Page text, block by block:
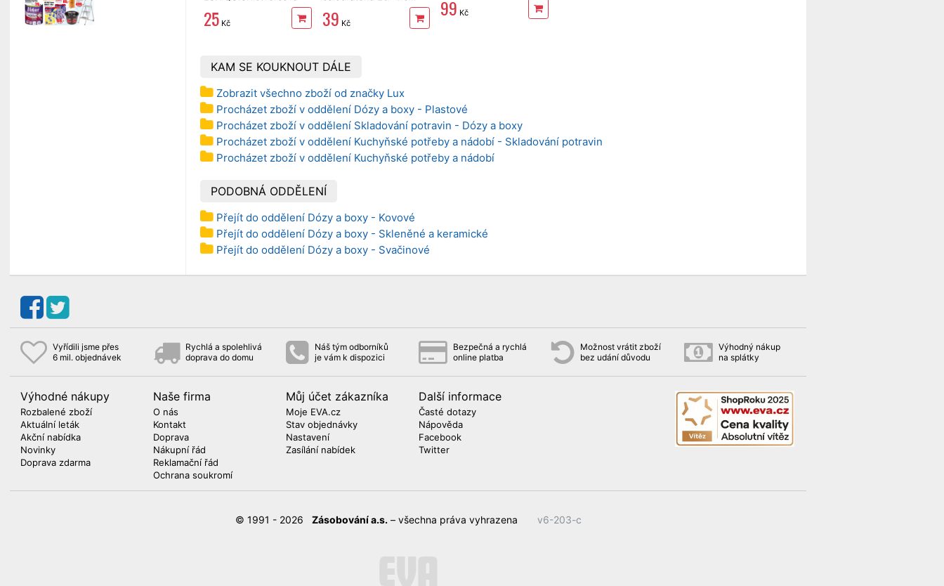
400ml transparentní
25 Kč 39 Kč
99 Kč
KAM SE KOUKNOUT DÁLE
Zobrazit všechno zboží od značky Lux
Procházet zboží v oddělení Dózy a boxy - Plastové
Procházet zboží v oddělení Skladování potravin - Dózy a boxy
Procházet zboží v oddělení Kuchyňské potřeby a nádobí - Skladování potravin
Procházet zboží v oddělení Kuchyňské potřeby a nádobí
PODOBNÁ ODDĚLENÍ
Přejít do oddělení Dózy a boxy - Kovové
Přejít do oddělení Dózy a boxy - Skleněné a keramické
Přejít do oddělení Dózy a boxy - Svačinové
Vyřídili jsme přes
6 mil. objednávek
Rychlá a spolehlivá
doprava do domu
Náš tým odborníků
je vám k dispozici
Bezpečná a rychlá
online platba
Možnost vrátit zboží
bez udání důvodu
Výhodný nákup
na splátky
Výhodné nákupy
Rozbalené zboží
Aktuální leták
Akční nabídka
Novinky
Doprava zdarma
Naše firma
O nás
Kontakt
Doprava
Nákupní řád
Reklamační řád
Ochrana soukromí
Můj účet zákazníka
Moje EVA.cz
Stav objednávky
Nastavení
Zasílání nabídek
Další informace
Časté dotazy
Nápověda
Facebook
Twitter
© 1991 - 2026 Zásobování a.s. – všechna práva vyhrazena v6-203-c